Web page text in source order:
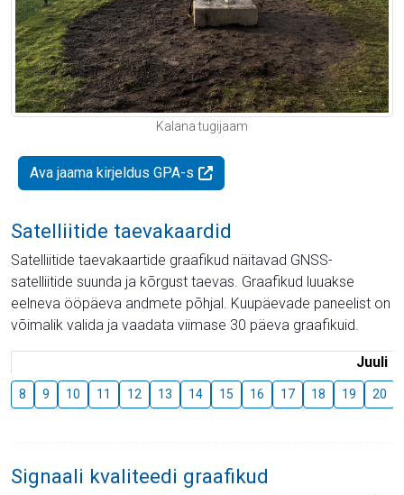
Kalana tugijaam
Ava jaama kirjeldus GPA-s
Satelliitide taevakaardid
Satelliitide taevakaartide graafikud näitavad GNSS-
satelliitide suunda ja kõrgust taevas. Graafikud luuakse
eelneva ööpäeva andmete põhjal. Kuupäevade paneelist on
võimalik valida ja vaadata viimase 30 päeva graafikuid.
Juuli
8 9 10 11 12 13 14 15 16 17 18 19 20
Signaali kvaliteedi graafikud